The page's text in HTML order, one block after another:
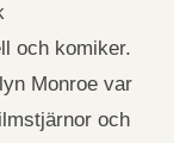
och komiker.
Monroe var
och